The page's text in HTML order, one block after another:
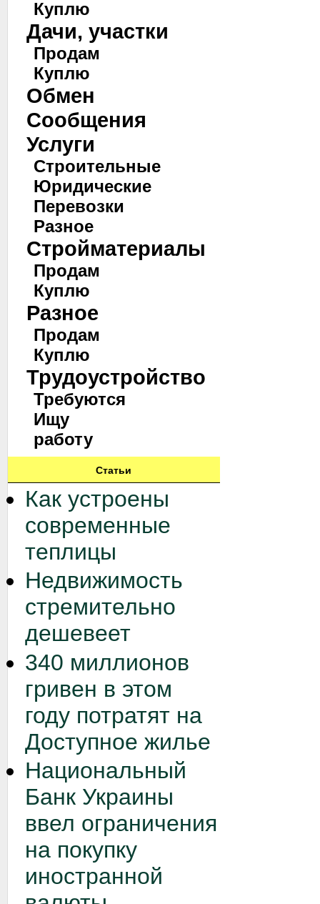
Куплю
Дачи, участки
Продам
Куплю
Обмен
Сообщения
Услуги
Строительные
Юридические
Перевозки
Разное
Стройматериалы
Продам
Куплю
Разное
Продам
Куплю
Трудоустройство
Требуются
Ищу
работу
Статьи
Как устроены
современные
теплицы
Недвижимость
стремительно
дешевеет
340 миллионов
гривен в этом
году потратят на
Доступное жилье
Национальный
Банк Украины
ввел ограничения
на покупку
иностранной